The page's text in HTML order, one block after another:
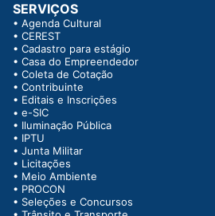
SERVIÇOS
• Agenda Cultural
• CEREST
• Cadastro para estágio
• Casa do Empreendedor
• Coleta de Cotação
• Contribuinte
• Editais e Inscrições
• e-SIC
• Iluminação Pública
• IPTU
• Junta Militar
• Licitações
• Meio Ambiente
• PROCON
• Seleções e Concursos